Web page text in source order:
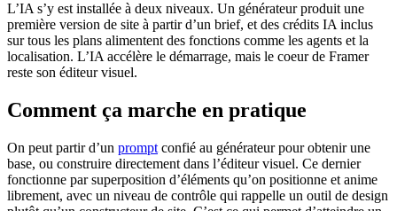
L’IA s’y est installée à deux niveaux. Un générateur produit une
première version de site à partir d’un brief, et des crédits IA inclus
sur tous les plans alimentent des fonctions comme les agents et la
localisation. L’IA accélère le démarrage, mais le coeur de Framer
reste son éditeur visuel.
Comment ça marche en pratique
On peut partir d’un prompt confié au générateur pour obtenir une
base, ou construire directement dans l’éditeur visuel. Ce dernier
fonctionne par superposition d’éléments qu’on positionne et anime
librement, avec un niveau de contrôle qui rappelle un outil de design